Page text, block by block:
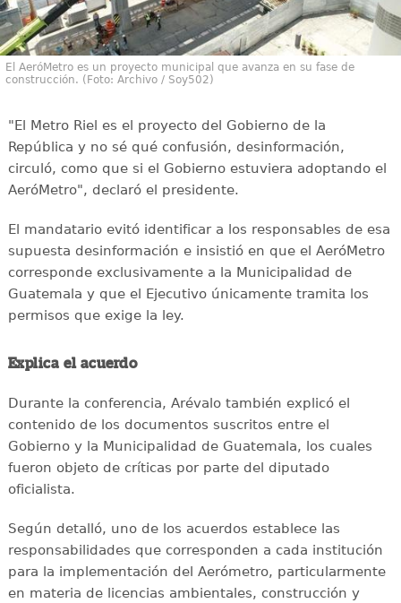
El AeróMetro es un proyecto municipal que avanza en su fase de
construcción. (Foto: Archivo / Soy502)
"El Metro Riel es el proyecto del Gobierno de la
República y no sé qué confusión, desinformación,
circuló, como que si el Gobierno estuviera adoptando el
AeróMetro", declaró el presidente.
El mandatario evitó identificar a los responsables de esa
supuesta desinformación e insistió en que el AeróMetro
corresponde exclusivamente a la Municipalidad de
Guatemala y que el Ejecutivo únicamente tramita los
permisos que exige la ley.
Explica el acuerdo
Durante la conferencia, Arévalo también explicó el
contenido de los documentos suscritos entre el
Gobierno y la Municipalidad de Guatemala, los cuales
fueron objeto de críticas por parte del diputado
oficialista.
Según detalló, uno de los acuerdos establece las
responsabilidades que corresponden a cada institución
para la implementación del Aerómetro, particularmente
en materia de licencias ambientales, construcción y